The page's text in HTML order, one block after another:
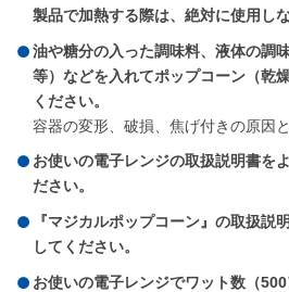
製品で加熱する際は、絶対に使用し
油や糖分の入った調味料、液体の調
等）などを入れてポップコーン（乾
ください。
容器の変形、破損、焦げ付きの原因
お使いの電子レンジの取扱説明書を
ださい。
『マジカルポップコーン』の取扱説
してください。
お使いの電子レンジでワット数（